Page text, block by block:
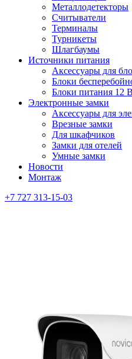
Металлодетекторы
Считыватели
Терминалы
Турникеты
Шлагбаумы
Источники питания
Аксессуары для
Блоки
Блоки питания 12 В
Электронные замки
Аксессуары для
Врезные замки
Для шкафчиков
Замки для отелей
Умные замки
Новости
Монтаж
+7 727 313-15-03